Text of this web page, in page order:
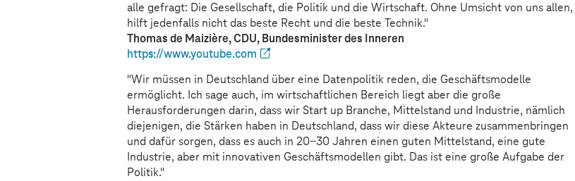
alle gefragt: Die Gesellschaft, die Politik und die Wirtschaft. Ohne Umsicht von uns allen,
hilft jedenfalls nicht das beste Recht und die beste Technik."
Thomas de Maizière, CDU, Bundesminister des Inneren
https://www.youtube.com
"Wir müssen in Deutschland über eine Datenpolitik reden, die Geschäftsmodelle
ermöglicht. Ich sage auch, im wirtschaftlichen Bereich liegt aber die große
Herausforderungen darin, dass wir Start up Branche, Mittelstand und Industrie, nämlich
diejenigen, die Stärken haben in Deutschland, dass wir diese Akteure zusammenbringen
und dafür sorgen, dass es auch in 20-30 Jahren einen guten Mittelstand, eine gute
Industrie, aber mit innovativen Geschäftsmodellen gibt. Das ist eine große Aufgabe der
Politik."